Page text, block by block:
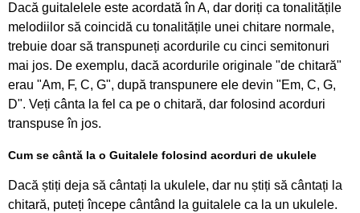
Dacă guitalelele este acordată în A, dar doriți ca tonalitățile
melodiilor să coincidă cu tonalitățile unei chitare normale,
trebuie doar să transpuneți acordurile cu cinci semitonuri
mai jos. De exemplu, dacă acordurile originale "de chitară"
erau "Am, F, C, G", după transpunere ele devin "Em, C, G,
D". Veți cânta la fel ca pe o chitară, dar folosind acorduri
transpuse în jos.
Cum se cântă la o Guitalele folosind acorduri de ukulele
Dacă știți deja să cântați la ukulele, dar nu știți să cântați la
chitară, puteți începe cântând la guitalele ca la un ukulele.